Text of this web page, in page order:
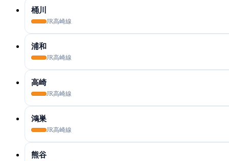
桶川
JR高崎線
浦和
JR高崎線
高崎
JR高崎線
鴻巣
JR高崎線
熊谷